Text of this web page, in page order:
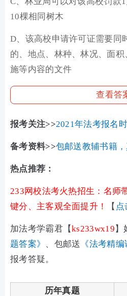
10棵相同树木
D、该高校申请许可证需要同
的、地点、林种、林况、面
施等内容的文件
查看答
报考关注>>2021年法考报名
备考资料>>包邮送教辅书籍
热点推荐：
233网校法考火热招生：名师
键分、主客观全面提升！
【 点
加法考学霸君【ks233wx19 】
题答案》 、包邮送 《法考精编
报考答疑。
历年真题